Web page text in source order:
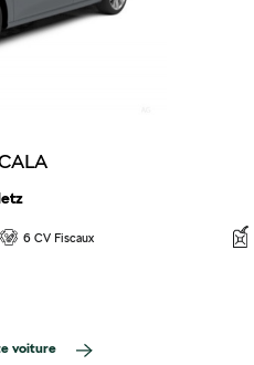
6 CV Fiscaux
voiture